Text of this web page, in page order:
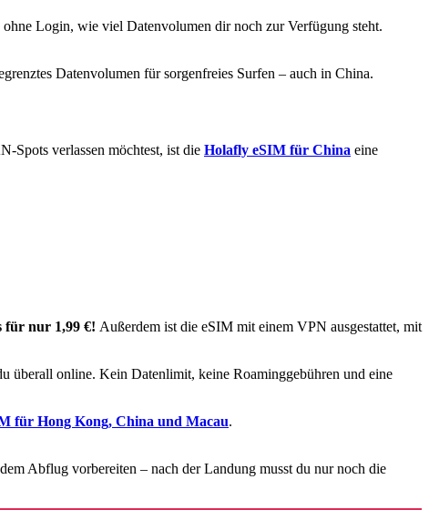
Login, wie viel Datenvolumen dir noch zur Verfügung steht.
Datenvolumen für sorgenfreies Surfen – auch in China.
Spots verlassen möchtest, ist die Holafly eSIM für China eine
für nur 1,99 €! Außerdem ist die eSIM mit einem VPN ausgestattet, mit
überall online. Kein Datenlimit, keine Roaminggebühren und eine
für Hong Kong, China und Macau.
Abflug vorbereiten – nach der Landung musst du nur noch die